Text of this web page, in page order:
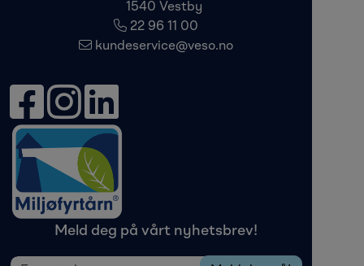
Meld deg på vårt nyhetsbrev!
1540 Vestby
22 96 11 00
kundeservice@veso.no